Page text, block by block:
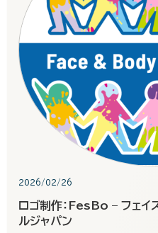
2026/02/26
ロゴ制作：FesBo – フェイ
ルジャパン